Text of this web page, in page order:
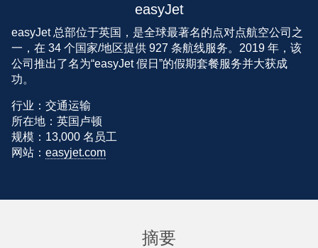
easyJet
easyJet 总部位于英国，是全球最著名的点对点航空公司之
一，在 34 个国家/地区提供 927 条航线服务。2019 年，该
公司推出了名为“easyJet 假日”的假期套餐服务并大获成
功。
行业：交通运输
所在地：英国卢顿
规模：13,000 名员工
网站： easyjet.com
摘要